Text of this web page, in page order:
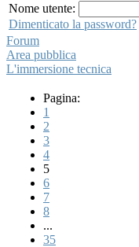
Nome utente:
Dimenticato la password?
Forum
Area pubblica
L'immersione tecnica
Pagina:
1
2
3
4
5
6
7
8
...
35